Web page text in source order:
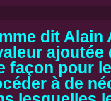
dit
ajoutée
façon pour
à de